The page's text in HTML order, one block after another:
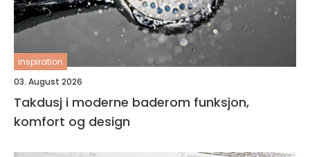
inspiration
03. August 2026
Takdusj i moderne baderom funksjon,
komfort og design